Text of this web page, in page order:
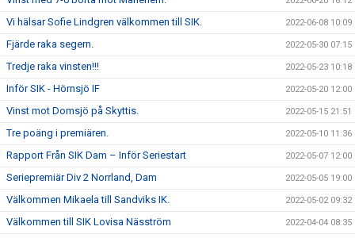
Vi hälsar Sofie Lindgren välkommen till SIK. 2022-06-08 10:09
Fjärde raka segern. 2022-05-30 07:15
Tredje raka vinsten!!! 2022-05-23 10:18
Inför SIK - Hörnsjö IF 2022-05-20 12:00
Vinst mot Domsjö på Skyttis. 2022-05-15 21:51
Tre poäng i premiären. 2022-05-10 11:36
Rapport Från SIK Dam – Inför Seriestart 2022-05-07 12:00
Seriepremiär Div 2 Norrland, Dam 2022-05-05 19:00
Välkommen Mikaela till Sandviks IK. 2022-05-02 09:32
Välkommen till SIK Lovisa Näsström 2022-04-04 08:35